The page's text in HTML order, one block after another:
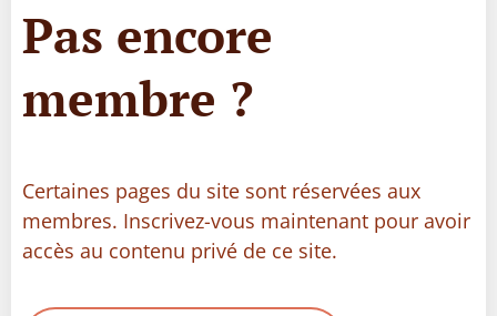
Pas encore
membre ?
Certaines pages du site sont réservées aux
membres. Inscrivez-vous maintenant pour avoir
accès au contenu privé de ce site.